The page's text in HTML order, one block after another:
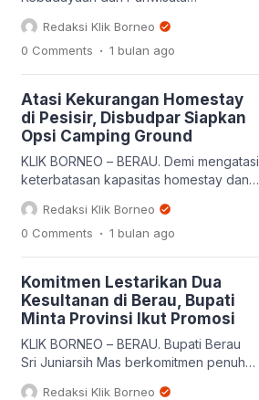
(Disbudpar) Kabupaten Berau meminta
seluruh pemerintah kampung dan
kelurahan untuk mengunci serta
Penetapan tanggal dari pemerintah
kampung dan kelurahan ini sangat
diperlukan guna menyusun Calendar of
Event (Kalender Wisata) se-Kabupaten
Berau secara utuh selama satu tahun
penuh. Kepala […]
Redaksi Klik Borneo
0 Comments . 1 bulan ago
Atasi Kekurangan Homestay
di Pesisir, Disbudpar Siapkan
Opsi Camping Ground
KLIK BORNEO – BERAU. Demi mengatasi
keterbatasan kapasitas homestay dan
penginapan di wilayah pesisir saat
kunjungan wisatawan membeludak,
Dinas Kebudayaan dan Pariwisata
berkemah (camping ground). Langkah
inovatif itu dipandang sebagai salah
satu solusi taktis dan cepat yang bisa
dilakukan, di samping menyediakan
rumah-rumah warga sebagai
penginapan, bagi para […]
Redaksi Klik Borneo
0 Comments . 1 bulan ago
Komitmen Lestarikan Dua
Kesultanan di Berau, Bupati
Minta Provinsi Ikut Promosi
KLIK BORNEO – BERAU. Bupati Berau
Sri Juniarsih Mas berkomitmen penuh
dalam menjaga dan melestarikan
Redaksi Klik Borneo